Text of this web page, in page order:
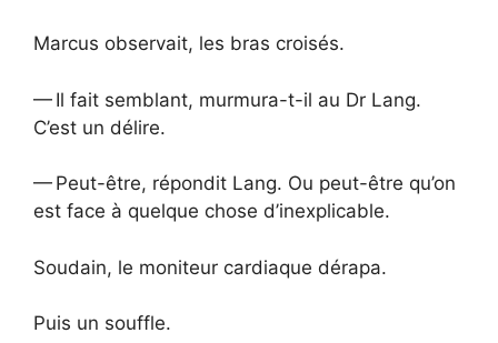
Marcus observait, les bras croisés.
— Il fait semblant, murmura-t-il au Dr Lang.
C’est un délire.
— Peut-être, répondit Lang. Ou peut-être qu’on
est face à quelque chose d’inexplicable.
Soudain, le moniteur cardiaque dérapa.
Puis un souffle.